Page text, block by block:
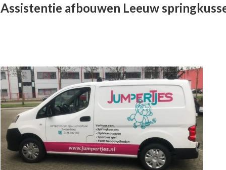
Assistentie afbouwen Leeuw